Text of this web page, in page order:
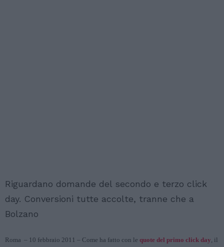
Riguardano domande del secondo e terzo click
day. Conversioni tutte accolte, tranne che a
Bolzano
Roma – 10 febbraio 2011 – Come ha fatto con le quote del primo click day, il